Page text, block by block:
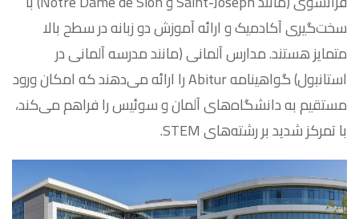
سخت‌گیری آکادمیک و ارائه آموزش دو زبانه در سطح بالا
متمایز هستند. مدارس آلمانی (مانند مدرسه آلمانی در
استانبول) گواهینامه Abitur را ارائه می‌دهند که امکان ورود
مستقیم به دانشگاه‌های آلمان و سوئیس را فراهم می‌کند،
با تمرکز شدید بر رشته‌های STEM.